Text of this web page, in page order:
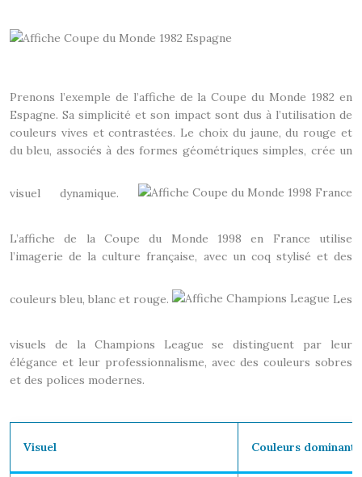
Prenons l’exemple de l’affiche de la Coupe du Monde 1982 en
Espagne. Sa simplicité et son impact sont dus à l’utilisation de
couleurs vives et contrastées. Le choix du jaune, du rouge et
du bleu, associés à des formes géométriques simples, crée un
visuel dynamique.
L’affiche de la Coupe du Monde 1998 en France utilise
l’imagerie de la culture française, avec un coq stylisé et des
couleurs bleu, blanc et rouge. Les
visuels de la Champions League se distinguent par leur
élégance et leur professionnalisme, avec des couleurs sobres
et des polices modernes.
Visuel Couleurs